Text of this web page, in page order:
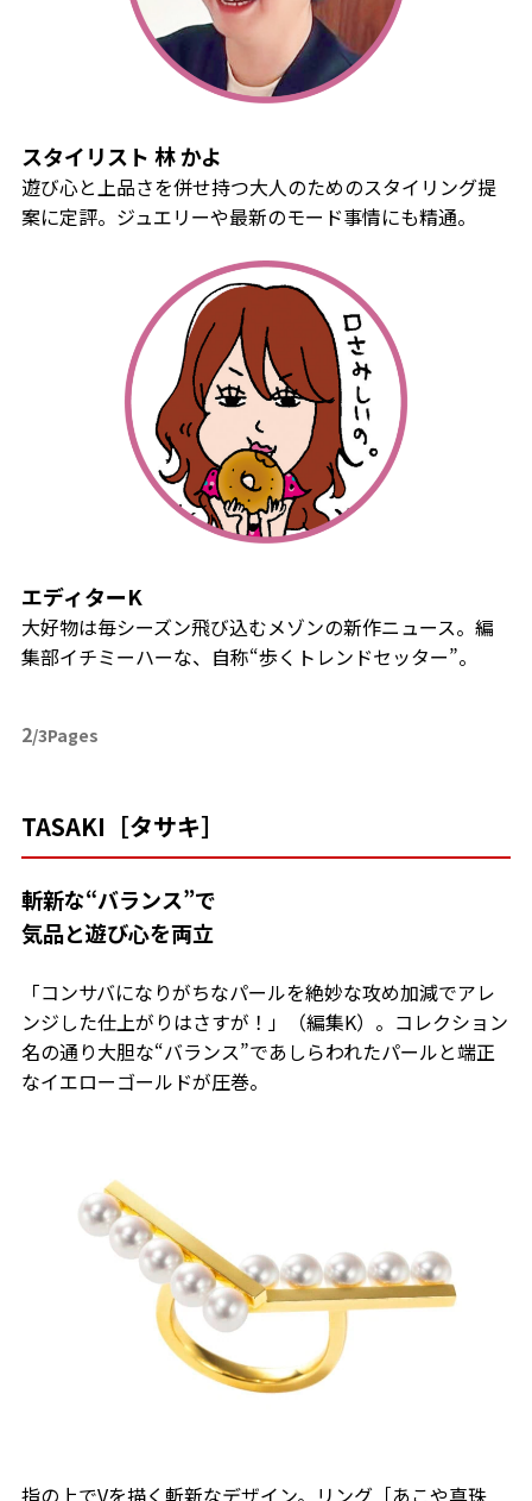
スタイリスト 林 かよ
遊び心と上品さを併せ持つ大人のためのスタイリング提
案に定評。ジュエリーや最新のモード事情にも精通。
エディターK
大好物は毎シーズン飛び込むメゾンの新作ニュース。編
集部イチミーハーな、自称“歩くトレンドセッター”。
2/3Pages
TASAKI［タサキ］
斬新な“バランス”で
気品と遊び心を両立
「コンサバになりがちなパールを絶妙な攻め加減でアレ
ンジした仕上がりはさすが！」（編集K）。コレクション
名の通り大胆な“バランス”であしらわれたパールと端正
なイエローゴールドが圧巻。